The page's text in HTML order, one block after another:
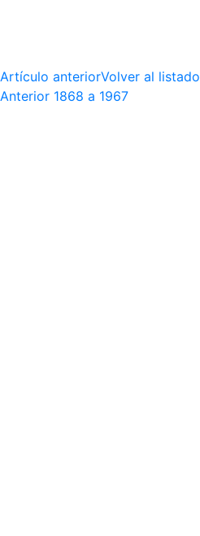
Artículo anteriorVolver al listado
Anterior 1868 a 1967